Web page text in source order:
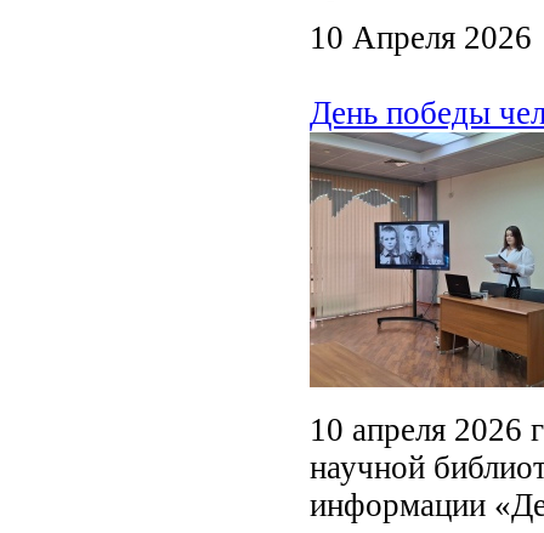
10 Апреля 2026
День победы
10 апреля 2026
научной
информации